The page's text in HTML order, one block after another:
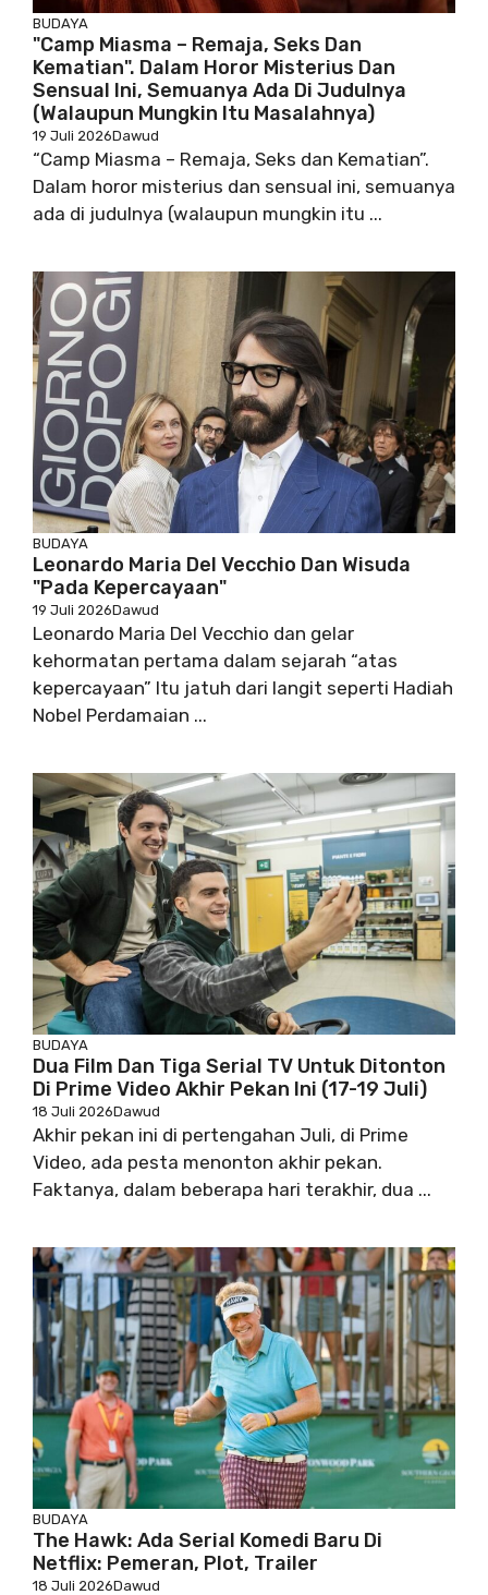
BUDAYA
"Camp Miasma – Remaja, Seks Dan
Kematian". Dalam Horor Misterius Dan
Sensual Ini, Semuanya Ada Di Judulnya
(walaupun Mungkin Itu Masalahnya)
19 Juli 2026Dawud
“Camp Miasma – Remaja, Seks dan Kematian”.
Dalam horor misterius dan sensual ini, semuanya
ada di judulnya (walaupun mungkin itu ...
BUDAYA
Leonardo Maria Del Vecchio Dan Wisuda
"pada Kepercayaan"
19 Juli 2026Dawud
Leonardo Maria Del Vecchio dan gelar
kehormatan pertama dalam sejarah “atas
kepercayaan” Itu jatuh dari langit seperti Hadiah
Nobel Perdamaian ...
BUDAYA
Dua Film Dan Tiga Serial TV Untuk Ditonton
Di Prime Video Akhir Pekan Ini (17-19 Juli)
18 Juli 2026Dawud
Akhir pekan ini di pertengahan Juli, di Prime
Video, ada pesta menonton akhir pekan.
Faktanya, dalam beberapa hari terakhir, dua ...
BUDAYA
The Hawk: Ada Serial Komedi Baru Di
Netflix: Pemeran, Plot, Trailer
18 Juli 2026Dawud